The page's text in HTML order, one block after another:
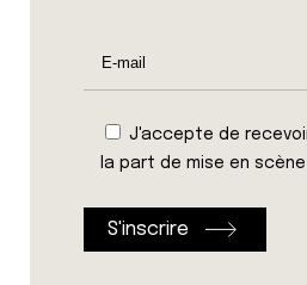
J'accepte de
la part de mise en scène